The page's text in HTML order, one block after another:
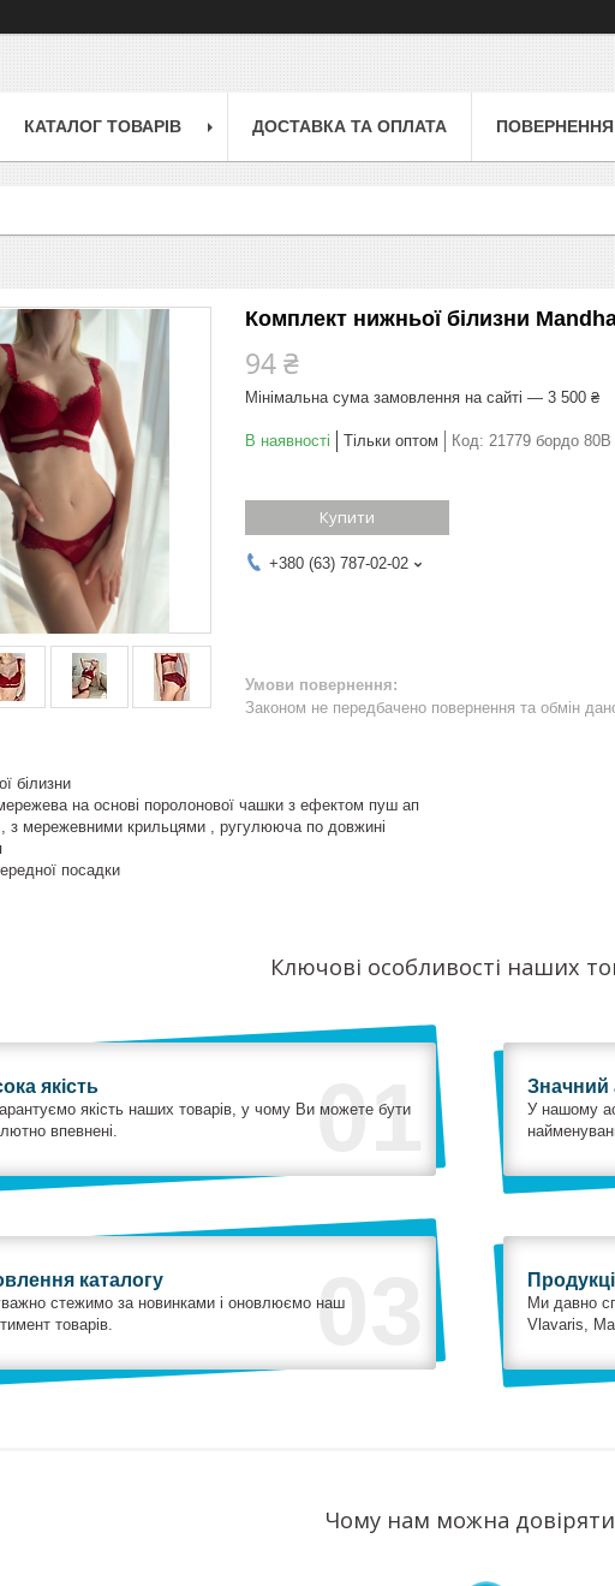
КАТАЛОГ ТОВАРІВ ДОСТАВКА ТА ОПЛАТА
Комплект нижньої білизни
94 ₴
Мінімальна сума замовлення на сайті — 3 500 ₴
В наявності Тільки оптом Код: 21779 бордо 80В
Купити
+380 (63) 787-02-02
Законом не передбачено повернення та обмін
білизни
на основі поролонової чашки з ефектом пуш ап
з мережевними крильцями , ругулююча по довжині
посадки
Ключові особливості наших
01
якість
якість наших товарів, у чому Ви можете бути
впевнені.
Значний
У нашому
03
каталогу
стежимо за новинками і оновлюємо наш
товарів.
Ми давно
Vlavaris,
Чому нам можна довіряти